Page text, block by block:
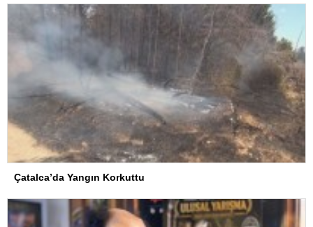
Çatalca’da Yangın Korkuttu